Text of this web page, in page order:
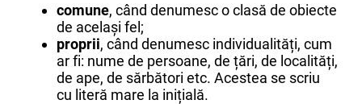
comune, când denumesc o clasă de obiecte
de același fel;
proprii, când denumesc individualități, cum
ar fi: nume de persoane, de țări, de localități,
de ape, de sărbători etc. Acestea se scriu
cu literă mare la inițială.